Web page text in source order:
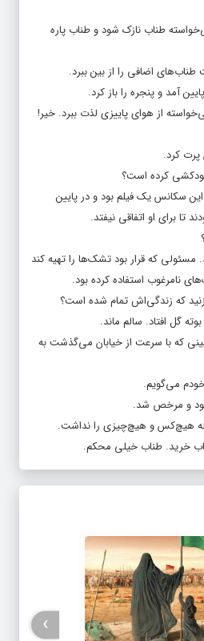
طناب نازک شود و طناب پاره
اضافی را از بین ببرد.
آمد و پنجره را باز کرد.
از هوای پاییزی لذت ببرد. خیر!
پرت کرد.
کرده است؟
این سکانس یک فیلم بود و در پایین
تا برای او اتفاقی نیفتد.
که قرار بود تشک‌ها را تهیه کند
نامرغوب استفاده کرده بود.
که زندگی‌اش تمام شده است؟
گل افتاد. سالم ماند.
که با سرعت از خیابان می‌گذشت به
می‌گویم.
بود و مرخص شد.
هیچ‌کس و هیچ‌چیزی را نداشت.
خرید. طناب خیلی محکم.
›